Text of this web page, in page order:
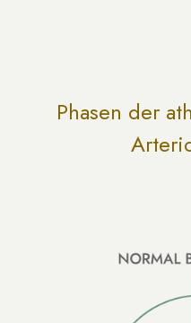
Phasen der